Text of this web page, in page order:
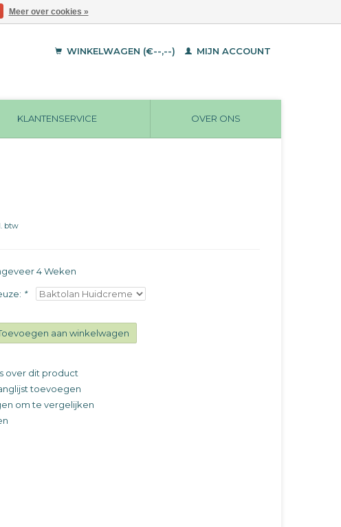
WINKELWAGEN (€--,--) MIJN ACCOUNT
KLANTENSERVICE OVER ONS
btw
4 Weken
*
aan winkelwagen
over dit product
toevoegen
om te vergelijken
Meer over cookies »